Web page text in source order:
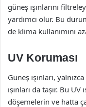
güneş ışınlarını
yardımcı olur. Bu
de klima kullanımını
UV Koruması
Güneş ışınları,
ışınları da taşır. Bu
döşemelerin ve hatta